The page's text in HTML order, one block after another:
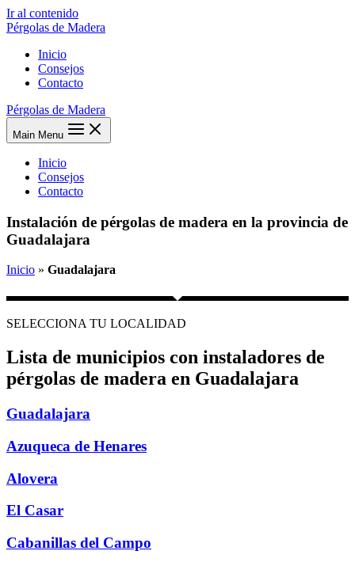
Ir al contenido
Pérgolas de Madera
Inicio
Consejos
Contacto
Pérgolas de Madera
Main Menu
Inicio
Consejos
Contacto
Instalación de pérgolas de madera en la provincia de
Guadalajara
Inicio » Guadalajara
SELECCIONA TU LOCALIDAD
Lista de municipios con instaladores de
pérgolas de madera en Guadalajara
Guadalajara
Azuqueca de Henares
Alovera
El Casar
Cabanillas del Campo